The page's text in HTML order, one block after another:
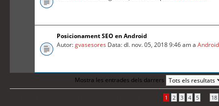
Posicionament SEO en Android
Autor:gvasesores Data: dl. nov. 05, 2018 9:46 am aAndroid
Mostra les entrades dels darrers
1 2 3 4 5 18